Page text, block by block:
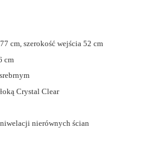
cm, szerokość wejścia 52 cm
cm
Crystal Clear
nierównych ścian